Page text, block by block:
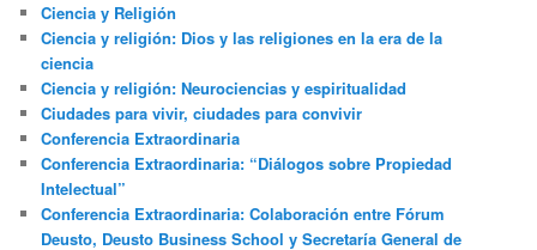
Ciencia y Religión
Ciencia y religión: Dios y las religiones en la era de la
ciencia
Ciencia y religión: Neurociencias y espiritualidad
Ciudades para vivir, ciudades para convivir
Conferencia Extraordinaria
Conferencia Extraordinaria: “Diálogos sobre Propiedad
Intelectual”
Conferencia Extraordinaria: Colaboración entre Fórum
Deusto, Deusto Business School y Secretaría General de